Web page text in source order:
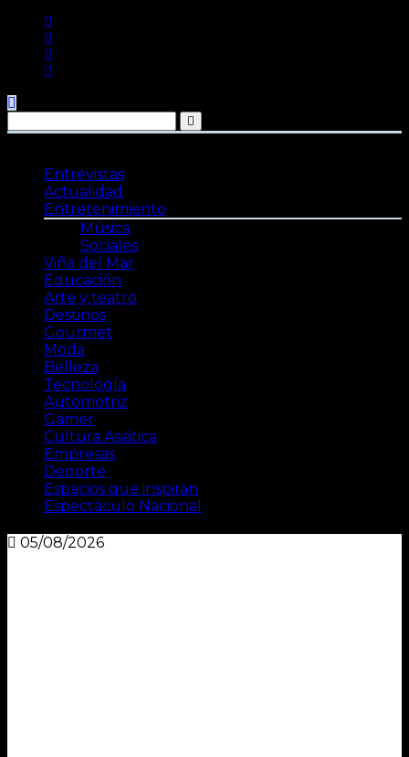
contenido
Entrevistas
Actualidad
Entretenimiento
Música
Sociales
Viña del Mar
Educación
Arte y teatro
Destinos
Gourmet
Moda
Belleza
Tecnología
Automotriz
Gamer
Cultura Asiática
Empresas
Deporte
Espacios que inspiran
Espectáculo Nacional
05/08/2026